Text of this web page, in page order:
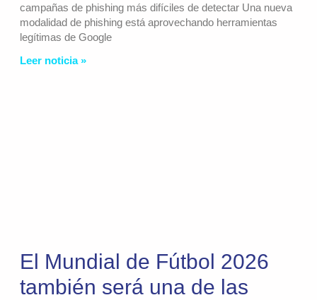
campañas de phishing más difíciles de detectar Una nueva
modalidad de phishing está aprovechando herramientas
legítimas de Google
Leer noticia »
El Mundial de Fútbol 2026
también será una de las